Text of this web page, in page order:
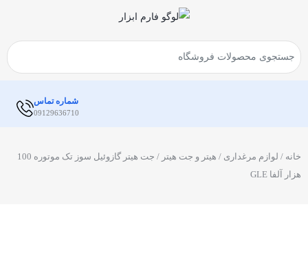
شماره تماس
09129636710
خانه / لوازم مرغداری / هیتر و جت هیتر
/ جت هیتر گازوئیل سوز تک موتوره 100
هزار آلفا GLE